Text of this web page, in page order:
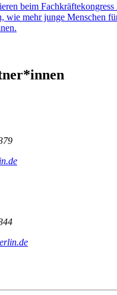
beim
wie mehr junge Menschen